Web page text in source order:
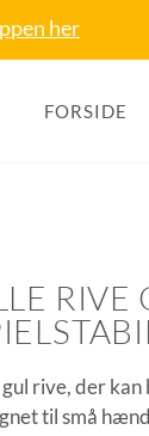
her
FORSIDE
RIVE
rive, der kan
til små